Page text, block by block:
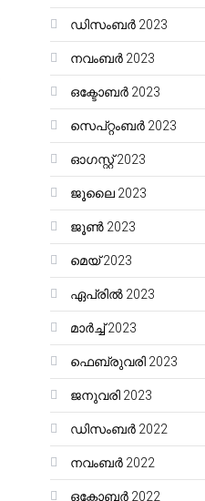
ഡിസംബർ 2023
നവംബർ 2023
ഒക്ടോബർ 2023
സെപ്റ്റംബർ 2023
ഓഗസ്റ്റ്‌ 2023
ജൂലൈ 2023
ജൂൺ 2023
മെയ്‌ 2023
ഏപ്രിൽ 2023
മാർച്ച്‌ 2023
ഫെബ്രുവരി 2023
ജനുവരി 2023
ഡിസംബർ 2022
നവംബർ 2022
ഒക്ടോബർ 2022